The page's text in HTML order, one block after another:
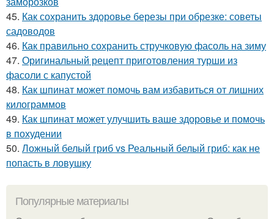
45. Как сохранить здоровье березы при обрезке: советы
садоводов
46. Как правильно сохранить стручковую фасоль на зиму
47. Оригинальный рецепт приготовления турши из
фасоли с капустой
48. Как шпинат может помочь вам избавиться от лишних
килограммов
49. Как шпинат может улучшить ваше здоровье и помочь
в похудении
50. Ложный белый гриб vs Реальный белый гриб: как не
попасть в ловушку
Популярные материалы